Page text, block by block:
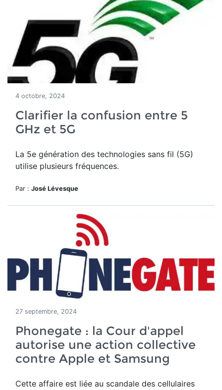
4 octobre, 2024
Clarifier la confusion entre 5
GHz et 5G
La 5e génération des technologies sans fil (5G)
utilise plusieurs fréquences.
Par : José Lévesque
27 septembre, 2024
Phonegate : la Cour d'appel
autorise une action collective
contre Apple et Samsung
Cette affaire est liée au scandale des cellulaires